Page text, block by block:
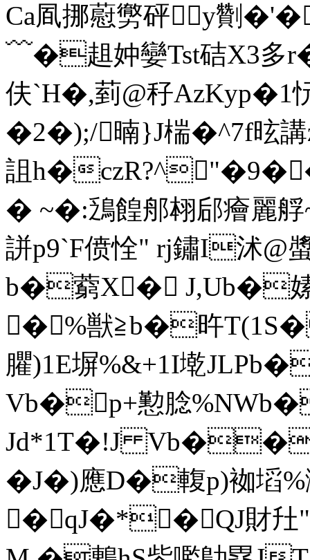
Ca凮挪藯勶砰y劗
﹋�趄妕孌Tst硈X3多
伕`H�,菿@秄AzKyp�1
�2�);/暔}J椯�^7f昡講
詛h�
� ~�:鴔餭郍翉郈癐麗
誁p9`F偾恮" rj鏽I沭
b�藭X� J,Ub�
�%獣≧b�旿
臞)1E塀%&+1I墘
Vb�p+懃腍
Jd*1T�!J Vb��燚
�J�)應D�輹p)袽塪%
�qJ�*�QJ財圱